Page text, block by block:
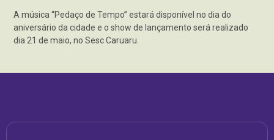
A música “Pedaço de Tempo” estará disponível no dia do
aniversário da cidade e o show de lançamento será realizado
dia 21 de maio, no Sesc Caruaru.